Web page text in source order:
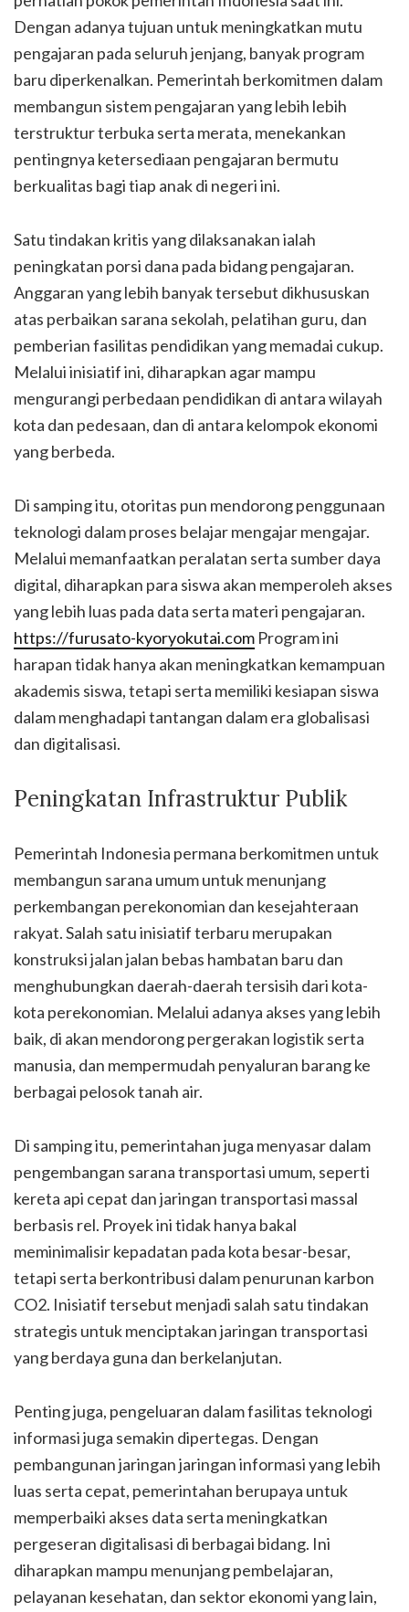
Dengan adanya tujuan untuk meningkatkan mutu
pengajaran pada seluruh jenjang, banyak program
baru diperkenalkan. Pemerintah berkomitmen dalam
membangun sistem pengajaran yang lebih lebih
terstruktur terbuka serta merata, menekankan
pentingnya ketersediaan pengajaran bermutu
berkualitas bagi tiap anak di negeri ini.
Satu tindakan kritis yang dilaksanakan ialah
peningkatan porsi dana pada bidang pengajaran.
Anggaran yang lebih banyak tersebut dikhususkan
atas perbaikan sarana sekolah, pelatihan guru, dan
pemberian fasilitas pendidikan yang memadai cukup.
Melalui inisiatif ini, diharapkan agar mampu
mengurangi perbedaan pendidikan di antara wilayah
kota dan pedesaan, dan di antara kelompok ekonomi
yang berbeda.
Di samping itu, otoritas pun mendorong penggunaan
teknologi dalam proses belajar mengajar mengajar.
Melalui memanfaatkan peralatan serta sumber daya
digital, diharapkan para siswa akan memperoleh akses
yang lebih luas pada data serta materi pengajaran.
https://furusato-kyoryokutai.com Program ini
harapan tidak hanya akan meningkatkan kemampuan
akademis siswa, tetapi serta memiliki kesiapan siswa
dalam menghadapi tantangan dalam era globalisasi
dan digitalisasi.
Peningkatan Infrastruktur Publik
Pemerintah Indonesia permana berkomitmen untuk
membangun sarana umum untuk menunjang
perkembangan perekonomian dan kesejahteraan
rakyat. Salah satu inisiatif terbaru merupakan
konstruksi jalan jalan bebas hambatan baru dan
menghubungkan daerah-daerah tersisih dari kota-
kota perekonomian. Melalui adanya akses yang lebih
baik, di akan mendorong pergerakan logistik serta
manusia, dan mempermudah penyaluran barang ke
berbagai pelosok tanah air.
Di samping itu, pemerintahan juga menyasar dalam
pengembangan sarana transportasi umum, seperti
kereta api cepat dan jaringan transportasi massal
berbasis rel. Proyek ini tidak hanya bakal
meminimalisir kepadatan pada kota besar-besar,
tetapi serta berkontribusi dalam penurunan karbon
CO2. Inisiatif tersebut menjadi salah satu tindakan
strategis untuk menciptakan jaringan transportasi
yang berdaya guna dan berkelanjutan.
Penting juga, pengeluaran dalam fasilitas teknologi
informasi juga semakin dipertegas. Dengan
pembangunan jaringan jaringan informasi yang lebih
luas serta cepat, pemerintahan berupaya untuk
memperbaiki akses data serta meningkatkan
pergeseran digitalisasi di berbagai bidang. Ini
diharapkan mampu menunjang pembelajaran,
pelayanan kesehatan, dan sektor ekonomi yang lain,